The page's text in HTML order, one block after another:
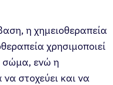
η χημειοθεραπεία
χρησιμοποιεί
σώμα, ενώ η
να στοχεύει και να